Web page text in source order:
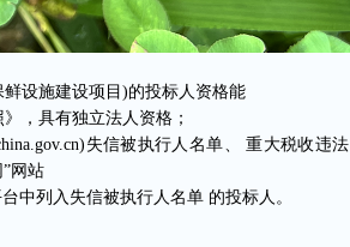
设施建设项目)的投标人资格能
，具有独立法人资格；
失信被执行人名单、 重大税收违法
网站
列入失信被执行人名单 的投标人。